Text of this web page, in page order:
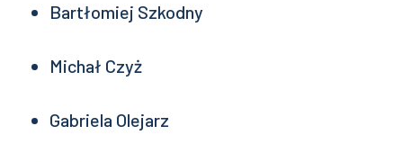
Bartłomiej Szkodny
Michał Czyż
Gabriela Olejarz